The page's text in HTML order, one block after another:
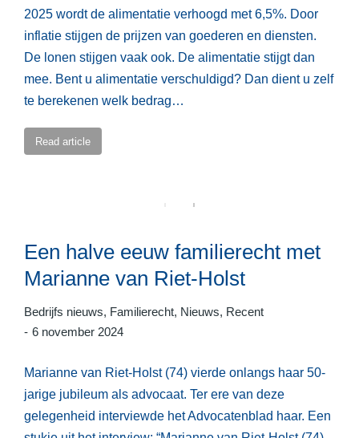
2025 wordt de alimentatie verhoogd met 6,5%. Door
inflatie stijgen de prijzen van goederen en diensten.
De lonen stijgen vaak ook. De alimentatie stijgt dan
mee. Bent u alimentatie verschuldigd? Dan dient u zelf
te berekenen welk bedrag…
Read article
Een halve eeuw familierecht met
Marianne van Riet-Holst
Bedrijfs nieuws, Familierecht, Nieuws, Recent
6 november 2024
Marianne van Riet-Holst (74) vierde onlangs haar 50-
jarige jubileum als advocaat. Ter ere van deze
gelegenheid interviewde het Advocatenblad haar. Een